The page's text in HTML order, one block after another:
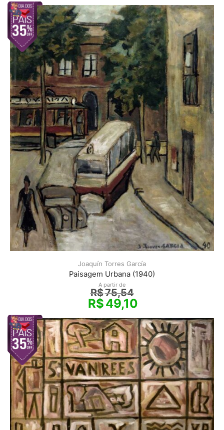
Joaquín Torres García
Paisagem Urbana (1940)
A partir de
R$75,54
R$49,10